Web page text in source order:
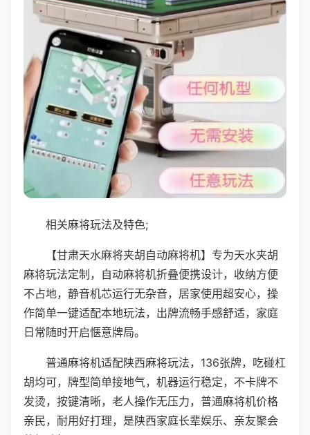
相关麻将玩法及特色;
【甘肃天水麻将夹胡自动麻将机】专为天水夹胡
麻将玩法定制，自动麻将机折叠便携设计，收纳方便
不占地，静音机芯运行无杂音，居家使用超安心，操
作简单一键适配本地玩法，出牌流畅手感舒适，家庭
日常随时开启惬意牌局。
普通麻将机适配陕西麻将玩法，136张牌，吃碰杠
胡均可，牌型简单接地气，机器运行稳定，不卡牌不
发烫，按键清晰，老人操作无压力，普通麻将机价格
亲民，耐用好打理，是陕西家庭长辈娱乐、亲友聚会